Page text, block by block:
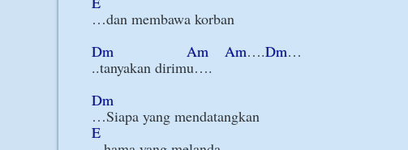
…dan membawa korban
Dm
Am Am….Dm…
..tanyakan dirimu….
Dm
E